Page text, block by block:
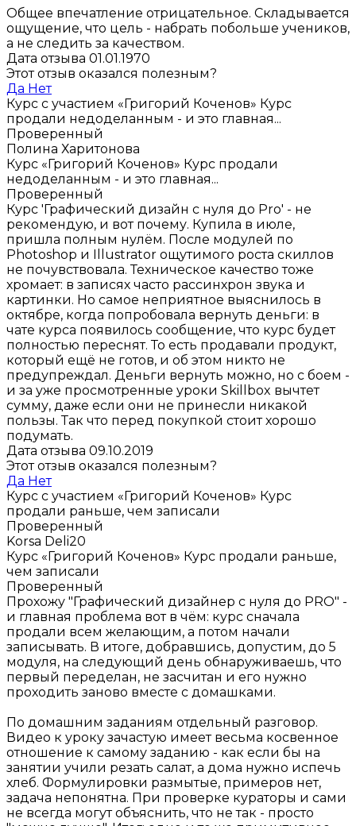
Общее впечатление отрицательное. Складывается
ощущение, что цель - набрать побольше учеников,
а не следить за качеством.
Дата отзыва 01.01.1970
Этот отзыв оказался полезным?
Да Нет
Курс с участием «Григорий Коченов» Курс
продали недоделанным - и это главная...
Проверенный
Полина Харитонова
Курс «Григорий Коченов» Курс продали
недоделанным - и это главная...
Проверенный
Курс 'Графический дизайн с нуля до Pro' - не
рекомендую, и вот почему. Купила в июле,
пришла полным нулём. После модулей по
Photoshop и Illustrator ощутимого роста скиллов
не почувствовала. Техническое качество тоже
хромает: в записях часто рассинхрон звука и
картинки. Но самое неприятное выяснилось в
октябре, когда попробовала вернуть деньги: в
чате курса появилось сообщение, что курс будет
полностью переснят. То есть продавали продукт,
который ещё не готов, и об этом никто не
предупреждал. Деньги вернуть можно, но с боем -
и за уже просмотренные уроки Skillbox вычтет
сумму, даже если они не принесли никакой
пользы. Так что перед покупкой стоит хорошо
подумать.
Дата отзыва 09.10.2019
Этот отзыв оказался полезным?
Да Нет
Курс с участием «Григорий Коченов» Курс
продали раньше, чем записали
Проверенный
Korsa Deli20
Курс «Григорий Коченов» Курс продали раньше,
чем записали
Проверенный
Прохожу "Графический дизайнер с нуля до PRO" -
и главная проблема вот в чём: курс сначала
продали всем желающим, а потом начали
записывать. В итоге, добравшись, допустим, до 5
модуля, на следующий день обнаруживаешь, что
первый переделан, не засчитан и его нужно
проходить заново вместе с домашками.
По домашним заданиям отдельный разговор.
Видео к уроку зачастую имеет весьма косвенное
отношение к самому заданию - как если бы на
занятии учили резать салат, а дома нужно испечь
хлеб. Формулировки размытые, примеров нет,
задача непонятна. При проверке кураторы и сами
не всегда могут объяснить, что не так - просто